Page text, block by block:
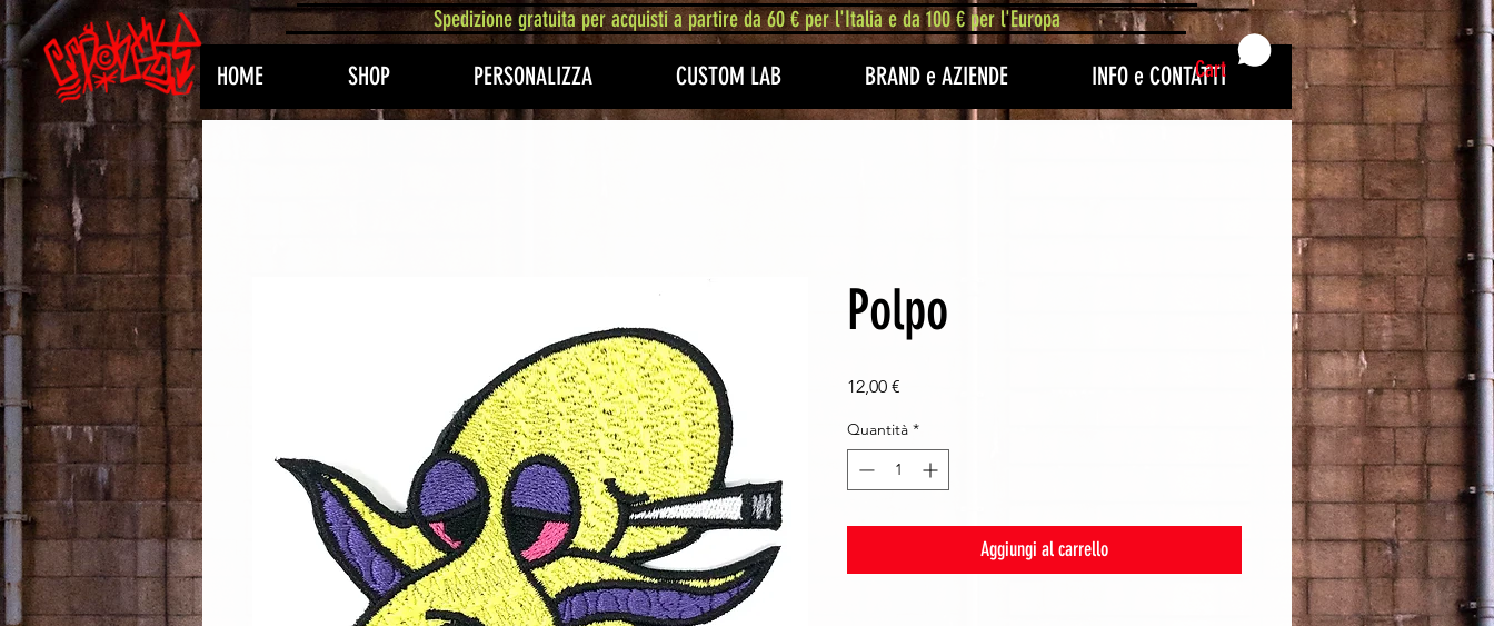
407576113488082
HOME SHOP PERSONALIZZA CUSTOM LAB BRAND e AZIENDE INFO e CONTATTI
Spedizione gratuita per acquisti a partire da 60 € per l'Italia e da 100 € per l'Europa
Cart
Polpo
12,00 €
Quantità *
Aggiungi al carrello